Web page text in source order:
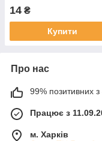
14 ₴
Купити
Про нас
99% позитивних з
Працює з
м. Харків